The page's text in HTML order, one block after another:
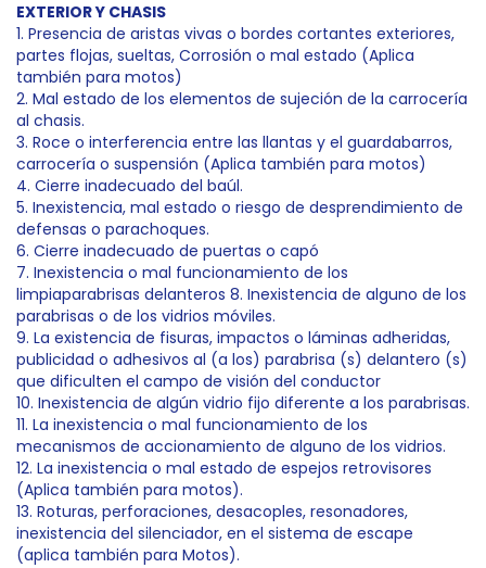
EXTERIOR Y CHASIS
1. Presencia de aristas vivas o bordes cortantes exteriores,
partes flojas, sueltas, Corrosión o mal estado (Aplica
también para motos)
2. Mal estado de los elementos de sujeción de la carrocería
al chasis.
3. Roce o interferencia entre las llantas y el guardabarros,
carrocería o suspensión (Aplica también para motos)
4. Cierre inadecuado del baúl.
5. Inexistencia, mal estado o riesgo de desprendimiento de
defensas o parachoques.
6. Cierre inadecuado de puertas o capó
7. Inexistencia o mal funcionamiento de los
limpiaparabrisas delanteros 8. Inexistencia de alguno de los
parabrisas o de los vidrios móviles.
9. La existencia de fisuras, impactos o láminas adheridas,
publicidad o adhesivos al (a los) parabrisa (s) delantero (s)
que dificulten el campo de visión del conductor
10. Inexistencia de algún vidrio fijo diferente a los parabrisas.
11. La inexistencia o mal funcionamiento de los
mecanismos de accionamiento de alguno de los vidrios.
12. La inexistencia o mal estado de espejos retrovisores
(Aplica también para motos).
13. Roturas, perforaciones, desacoples, resonadores,
inexistencia del silenciador, en el sistema de escape
(aplica también para Motos).